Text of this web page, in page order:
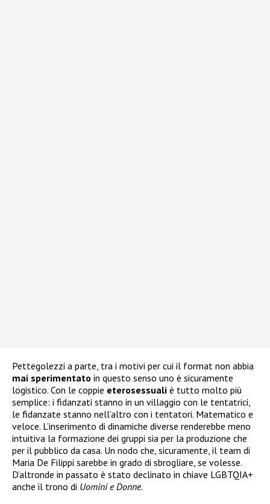
Pettegolezzi a parte, tra i motivi per cui il format non abbia
mai sperimentato in questo senso uno è sicuramente
logistico. Con le coppie eterosessuali è tutto molto più
semplice: i fidanzati stanno in un villaggio con le tentatrici,
le fidanzate stanno nell’altro con i tentatori. Matematico e
veloce. L’inserimento di dinamiche diverse renderebbe meno
intuitiva la formazione dei gruppi sia per la produzione che
per il pubblico da casa. Un nodo che, sicuramente, il team di
Maria De Filippi sarebbe in grado di sbrogliare, se volesse.
D’altronde in passato è stato declinato in chiave LGBTQIA+
anche il trono di Uomini e Donne.